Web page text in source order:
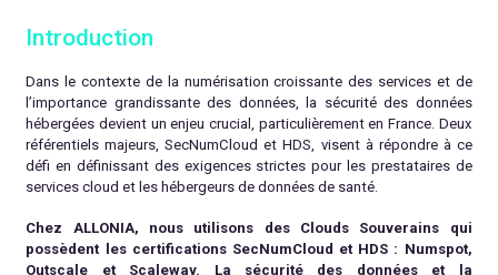
Introduction
Dans le contexte de la numérisation croissante des services et de
l’importance grandissante des données, la sécurité des données
hébergées devient un enjeu crucial, particulièrement en France. Deux
référentiels majeurs, SecNumCloud et HDS, visent à répondre à ce
défi en définissant des exigences strictes pour les prestataires de
services cloud et les hébergeurs de données de santé.
Chez ALLONIA, nous utilisons des Clouds Souverains qui
possèdent les certifications SecNumCloud et HDS : Numspot,
Outscale et Scaleway. La sécurité des données et la